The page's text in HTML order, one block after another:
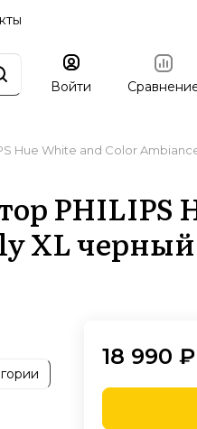
Войти
Hue White and Color
PHILIPS
XL черный
18 990 ₽